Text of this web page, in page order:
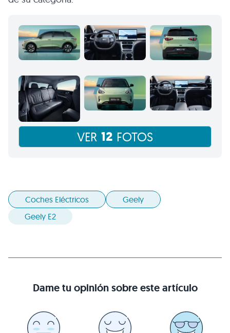
VER 12 FOTOS
Coches Eléctricos
Geely
Geely E2
Dame tu opinión sobre este artículo